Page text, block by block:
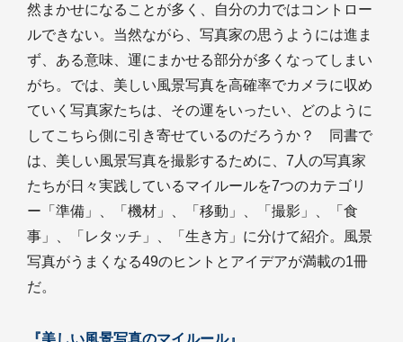
然まかせになることが多く、自分の力ではコントロー
ルできない。当然ながら、写真家の思うようには進ま
ず、ある意味、運にまかせる部分が多くなってしまい
がち。では、美しい風景写真を高確率でカメラに収め
ていく写真家たちは、その運をいったい、どのように
してこちら側に引き寄せているのだろうか？ 同書で
は、美しい風景写真を撮影するために、7人の写真家
たちが日々実践しているマイルールを7つのカテゴリ
ー「準備」、「機材」、「移動」、「撮影」、「食
事」、「レタッチ」、「生き方」に分けて紹介。風景
写真がうまくなる49のヒントとアイデアが満載の1冊
だ。
『美しい風景写真のマイルール』